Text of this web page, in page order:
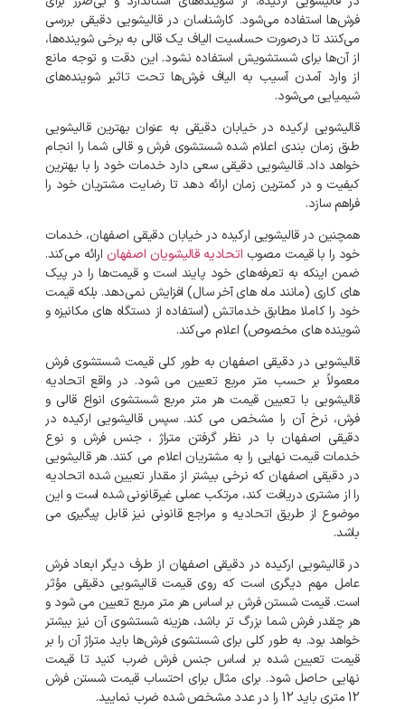
فرش‌ها استفاده می‌شود. کارشناسان در قالیشویی دقیقی بررسی
می‌کنند تا درصورت حساسیت الیاف یک قالی به برخی شوینده‌ها،
از آن‌ها برای شستشویش استفاده نشود. این دقت و توجه مانع
از وارد آمدن آسیب به الیاف فرش‌ها تحت تاثیر شوینده‌های
شیمیایی می‌شود.
قالیشویی ارکیده در خیابان دقیقی به عنوان بهترین قالیشویی
طبق زمان بندی اعلام شده شستشوی فرش و قالی شما را انجام
خواهد داد.قالیشویی دقیقی سعی دارد خدمات خود را با بهترین
کیفیت و در کمترین زمان ارائه دهد تا رضایت مشتریان خود را
فراهمسازد.
همچنین در قالیشویی ارکیده در خیابان دقیقی اصفهان، خدمات
خود را با قیمت مصوب اتحادیه قالیشویان اصفهان ارائه می‌کند.
ضمن اینکه به تعرفه‌های خود پایند است و قیمت‌ها را در پیک‌
های کاری (مانند ماه‌ های آخرسال) افزایش نمی‌دهد. بلکه قیمت
خود را کاملا مطابق خدماتش (استفاده از دستگاه های مکانیزه و
شوینده‌ های مخصوص) اعلام می‌کند.
قالیشویی در دقیقی اصفهان به طور کلی قیمت شستشوی فرش
معمولاً بر حسب متر مربع تعیین می شود. در واقع اتحادیه
قالیشویی با تعیین قیمت هر متر مربع شستشوی انواع قالی و
فرش، نرخ آن را مشخص می کند.سپس قالیشویی ارکیده در
دقیقی اصفهان با در نظر گرفتن متراژ ، جنس فرش و نوع
خدمات قیمت نهایی را به مشتریان اعلام می کنند.هر قالیشویی
در دقیقی اصفهان که نرخی بیشتر از مقدار تعیین شده اتحادیه
را از مشتری دریافت کند، مرتکب عملی غیرقانونی شده است و این
موضوع از طریق اتحادیه و مراجع قانونی نیز قابل پیگیری می
باشد.
در قالیشویی ارکیده در دقیقی اصفهان از طرف دیگر ابعاد فرش
عامل مهم دیگری است که روی قیمت قالیشویی دقیقی مؤثر
است.قیمت شستن فرش بر اساس هر متر مربع تعیین می شود و
هر چقدر فرش شما بزرگ تر باشد، هزینه شستشوی آن نیز بیشتر
خواهد بود. به طور کلی برای شستشوی فرش‌ها باید متراژ آن را بر
قیمت تعیین شده بر اساس جنس فرش ضرب کنید تا قیمت
نهایی حاصل شود. برای مثال برای احتساب قیمت شستن فرش
12 متری باید12 را درعدد مشخص شده ضرب نمایید.